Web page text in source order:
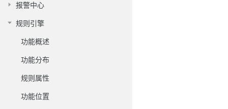
报警中心
规则引擎
功能概述
功能分布
规则属性
功能位置